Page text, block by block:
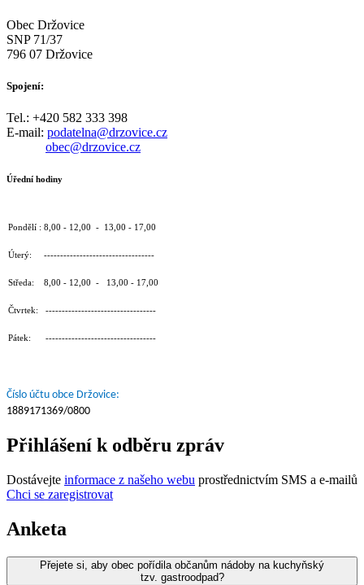
Obec Držovice
SNP 71/37
796 07 Držovice
Spojení:
Tel.: +420 582 333 398
E-mail: podatelna@drzovice.cz
obec@drzovice.cz
Úřední hodiny
Pondělí : 8,00 - 12,00 - 13,00 - 17,00
Úterý: ----------------------------------
Středa: 8,00 - 12,00 - 13,00 - 17,00
Čtvrtek: ----------------------------------
Pátek: ----------------------------------
Číslo účtu obce Držovice:
1889171369/0800
Přihlášení k odběru zpráv
Dostávejte informace z našeho webu prostřednictvím SMS a e-mailů
Chci se zaregistrovat
Anketa
Přejete si, aby obec pořídila občanům nádoby na kuchyňský
tzv. gastroodpad?